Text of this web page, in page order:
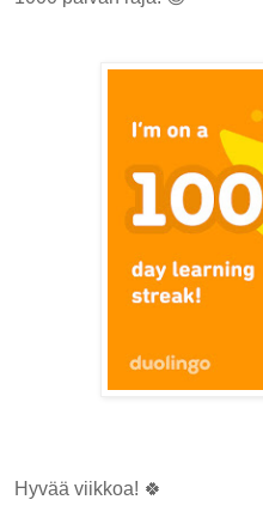
Hyvää viikkoa! 🍀